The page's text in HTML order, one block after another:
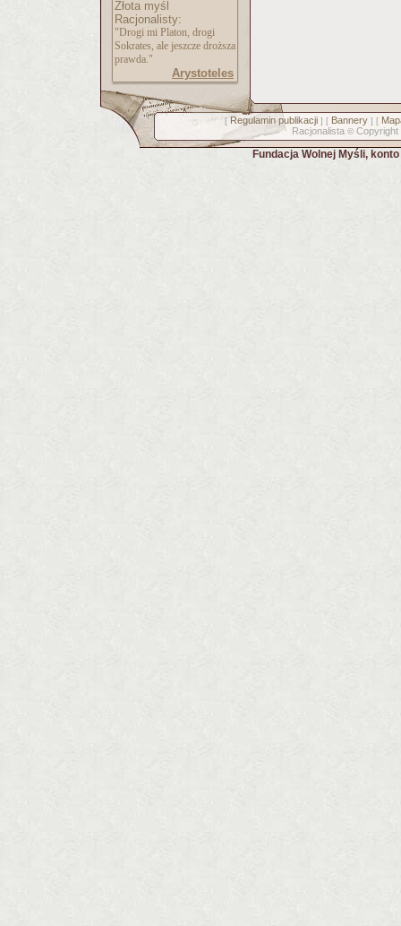
Złota myśl
Racjonalisty:
"Drogi mi Platon, drogi
Sokrates, ale jeszcze droższa
prawda."
Arystoteles
[ Regulamin publikacji] [ Bannery] [
Racjonalista © Copyright
Fundacja Wolnej Myśli,